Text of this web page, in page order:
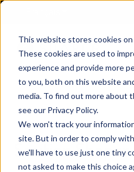
This website stores cookies
These cookies are used to
experience and provide more
to you, both on this website
media. To find out more about
see our Privacy Policy.
We won't track your
site. But in order to comply
we'll have to use just one tiny
not asked to make this choice
Afficher le sous-
Soutien Shaper